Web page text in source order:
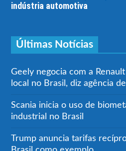
indústria automotiva
Últimas Notícias
Geely negocia com a
local no Brasil, diz agência
Scania inicia o uso de
industrial no Brasil
Trump anuncia tarifas